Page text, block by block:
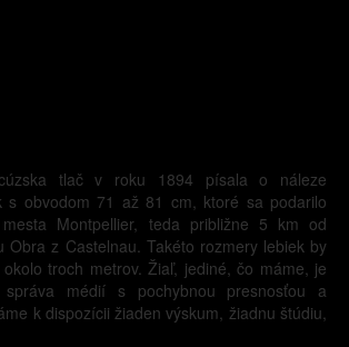
tlač v roku 1894 písala o náleze
s obvodom 71 až 81 cm, ktoré sa podarilo
Montpellier, teda približne 5 km od
Obra z Castelnau. Takéto rozmery lebiek by
troch metrov. Žiaľ, jediné, čo máme, je
správa médií s pochybnou presnosťou a
k dispozícii žiaden výskum, žiadnu štúdiu,